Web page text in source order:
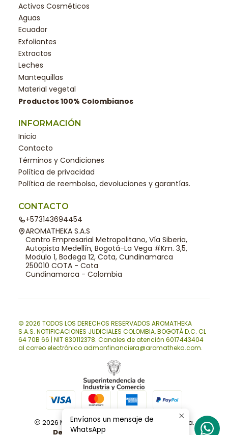
Activos Cosméticos
Aguas
Ecuador
Exfoliantes
Extractos
Leches
Mantequillas
Material vegetal
Productos 100% Colombianos
INFORMACIÓN
Inicio
Contacto
Términos y Condiciones
Política de privacidad
Política de reembolso, devoluciones y garantías.
CONTACTO
+573143694454
AROMATHEKA S.A.S
Centro Empresarial Metropolitano, Vía Siberia,
Autopista Medellín, Bogotá-La Vega #Km. 3,5,
Modulo 1, Bodega 12, Cota, Cundinamarca
250010 COTA - Cota
Cundinamarca - Colombia
© 2026 TODOS LOS DERECHOS RESERVADOS AROMATHEKA
S.A.S. NOTIFICACIONES JUDICIALES COLOMBIA, BOGOTÁ D.C. CL
64 70B 66 | NIT 830112378. Canales de atención 6017443404
al correo electrónico admonfinanciera@aromatheka.com.
2026 Materias primas naturales | Aromatheka.
Desarrollado por Placecommerce
Envíanos un mensaje de
WhatsApp